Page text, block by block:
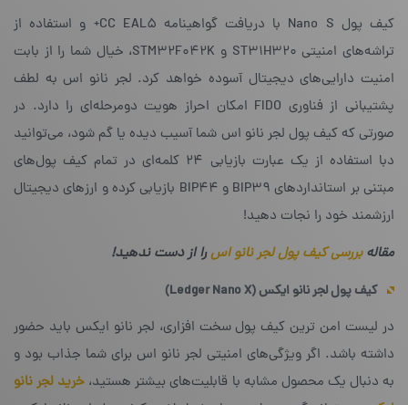
کیف پول Nano S با دریافت گواهینامه CC EAL5+ و استفاده از
تراشه‌های امنیتی ST31H320 و STM32F042K‌، خیال شما را از بابت
امنیت دارایی‌های دیجیتال آسوده خواهد کرد. لجر نانو اس به لطف
پشتیبانی از فناوری FIDO‌ امکان احراز هویت دومرحله‌ای را دارد. در
صورتی که کیف پول لجر نانو اس شما آسیب دیده یا گم شود، می‌توانید
دبا استفاده از یک عبارت بازیابی ۲۴ کلمه‌ای در تمام کیف پول‌های
مبتنی بر استانداردهای BIP39 و BIP44‌ بازیابی کرده و ارزهای دیجیتال
ارزشمند خود را نجات دهید!
مقالهبررسی کیف پول لجر نانو اسرا از دست ندهید!
کیف پول لجر نانو ایکس (Ledger Nano X
)
در لیست امن ترین کیف پول سخت افزاری، لجر نانو ایکس باید حضور
داشته باشد. اگر ویژگی‌های امنیتی لجر نانو اس برای شما جذاب بود و
به دنبال یک محصول مشابه با قابلیت‌های بیشتر هستید، خرید لجر نانو